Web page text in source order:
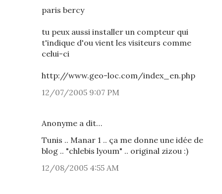
paris bercy
tu peux aussi installer un compteur qui
t'indique d'ou vient les visiteurs comme
celui-ci
http://www.geo-loc.com/index_en.php
12/07/2005 9:07 PM
Anonyme a dit…
Tunis .. Manar 1 .. ça me donne une idée de
blog .. "chlebis lyoum" .. original zizou :)
12/08/2005 4:55 AM